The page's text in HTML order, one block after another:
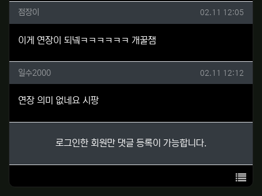
점장이님의 댓글
점장이 작성일
02.11 12:05
이게 연장이 되넼ㅋㅋㅋㅋㅋㅋ 개꿀잼
일수2000님의 댓글
일수2000 작성일
02.11 12:12
연장 의미 없네요 시팡
로그인한 회원만 댓글 등록이 가능합니다.
목록